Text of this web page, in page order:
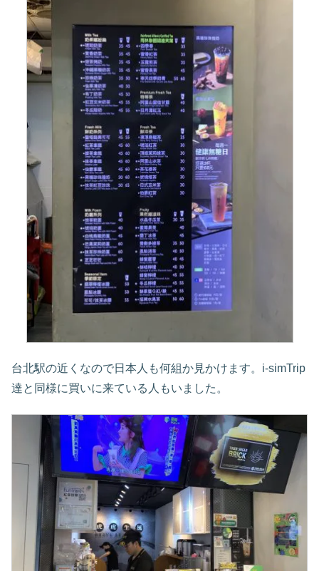
台北駅の近くなので日本人も何組か見かけます。i-simTrip
達と同様に買いに来ている人もいました。